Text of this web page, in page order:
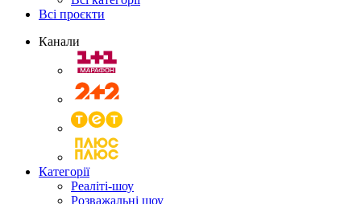
Всі проєкти
Канали
Категорії
Реаліті-шоу
Розважальні шоу